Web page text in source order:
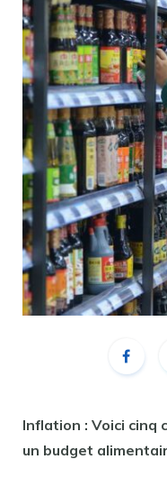
Inflation : Voici cinq
un budget